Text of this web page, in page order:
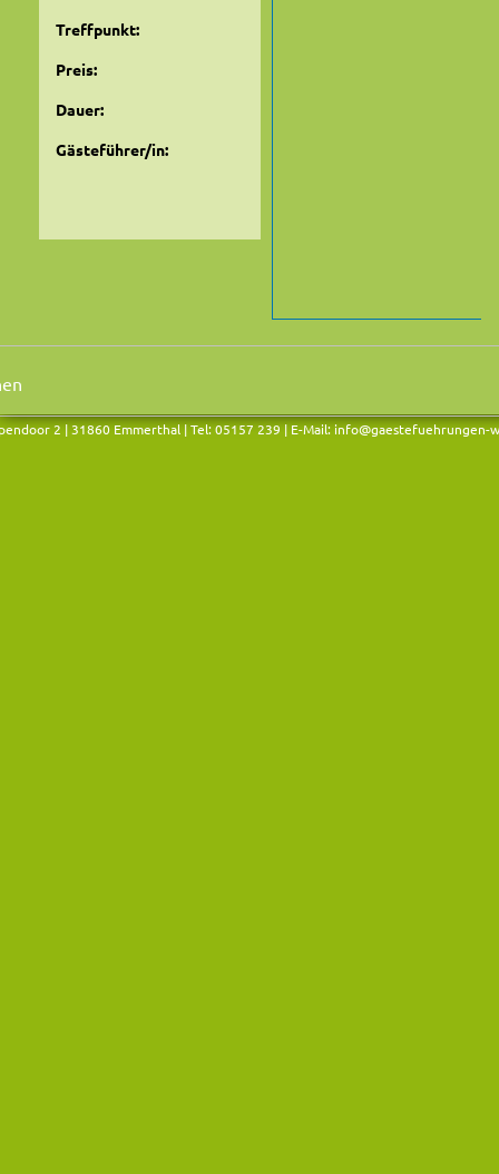
Treffpunkt:
Preis:
Dauer:
Gästeführer/in:
2 | 31860 Emmerthal | Tel: 05157 239 | E-Mail:info@gaestefuehrungen-